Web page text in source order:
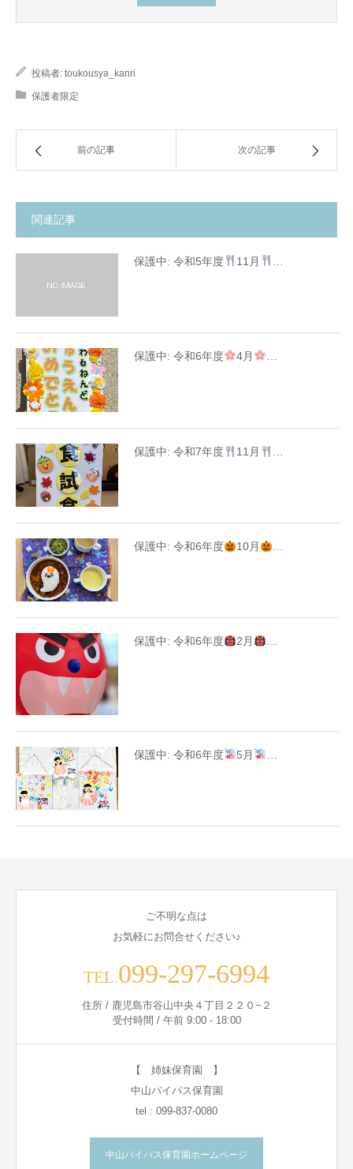
投稿者: toukousya_kanri
保護者限定
前の記事 次の記事
関連記事
保護中: 令和5年度 11月
保護中: 令和6年度 4月
保護中: 令和7年度 11月 …
保護中: 令和6年度 10月 …
保護中: 令和6年度 2月
保護中: 令和6年度 5月
ご不明な点は
お気軽にお問合せください♪
TEL.099-297-6994
住所 / 鹿児島市谷山中央４丁目２２０−２
受付時間 / 午前 9:00 - 18:00
【 姉妹保育園 】
中山バイパス保育園
tel : 099-837-0080
中山バイパス保育園ホームページ